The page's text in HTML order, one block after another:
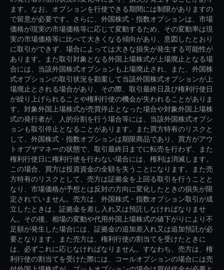
ます。なお、オプションを行使できる期間には制限がありますの
で留意が必要です。さらに、外国株式・指数オプションは、市場
価格が現実の市場価格等に応じて変動するため、その変動率は現
実の市場価格等に比べて大きくなる傾向があり、意図したとおり
に取引ができず、場合によっては大きな損失が発生する可能性が
あります。また取引対象となる外国上場株式が上場廃止となる場
合には、当該外国株式オプションも上場廃止され、また、外国株
式オプションの取引状況を勘案して当該外国株式オプションが上
場廃止とされる場合があり、その際、取引最終日及び権利行使日
が繰り上げられることや権利行使の機会が失われることがありま
す。対象外国上場株式が売買停止となった場合や対象外国上場株
式の発行者が、人的分割を行う場合等には、当該外国株式オプシ
ョンも取引停止となることがあります。また買方特有のリスクと
して、外国株式・指数オプションは期限商品であり、買方がアウ
トオブザマネーの状態で、取引最終日までに転売を行わず、また
権利行使日に権利行使を行わない場合には、権利は消滅します。
この場合、買方は投資資金の全額を失うことになります。また売
方特有のリスクとして、売方は証拠金を上回る取引を行うことと
なり、市場価格が予想とは反対の方向に変化したときの損失が限
定されていません。売方は、外国株式・指数オプション取引が成
立したときは、証拠金を差し入れ又は預託しなければなりませ
ん。その後、相場の変動や代用外国上場株式の値下がりにより不
足額が発生した場合には、証拠金の追加差入れ又は追加預託が必
要となります。また売方は、権利行使の割当てを受けたときに
は、必ずこれに応じなければなりません。すなわち、売方は、権
利行使の割当てを受けた際には、コールオプションの場合には売